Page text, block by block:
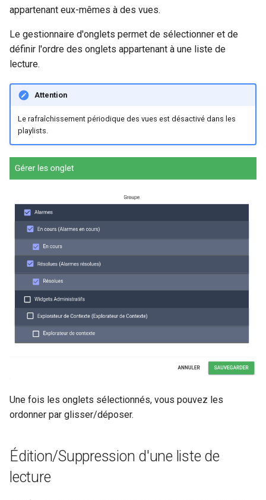
appartenant eux-mêmes à des vues.
Le gestionnaire d'onglets permet de sélectionner et de
définir l'ordre des onglets appartenant à une liste de
lecture.
Attention
Le rafraîchissement périodique des vues est désactivé dans les
playlists.
Une fois les onglets sélectionnés, vous pouvez les
ordonner par glisser/déposer.
Édition/Suppression d'une liste de
lecture